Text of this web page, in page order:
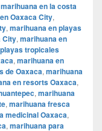
marihuana en la costa
Oaxaca City,
, marihuana en playas
City, marihuana en
tropicales
, marihuana en
de Oaxaca, marihuana
en resorts Oaxaca,
, marihuana
, marihuana fresca
medicinal Oaxaca,
, marihuana para